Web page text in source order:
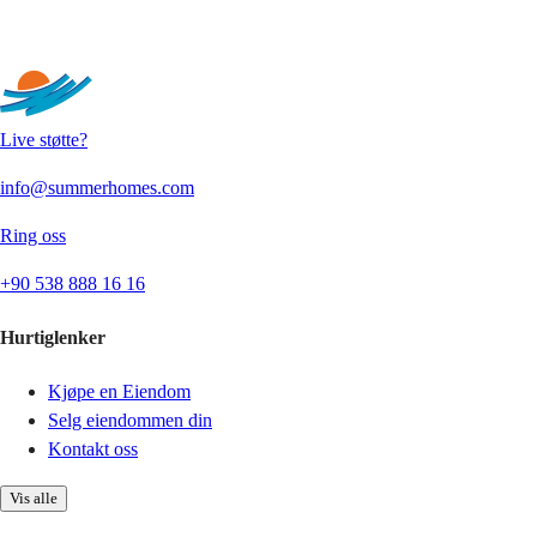
Live støtte?
info@summerhomes.com
Ring oss
+90 538 888 16 16
Hurtiglenker
Kjøpe en Eiendom
Selg eiendommen din
Kontakt oss
Vis alle